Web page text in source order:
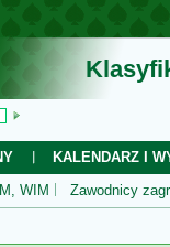
KALENDARZ I
WIM Zawodnicy